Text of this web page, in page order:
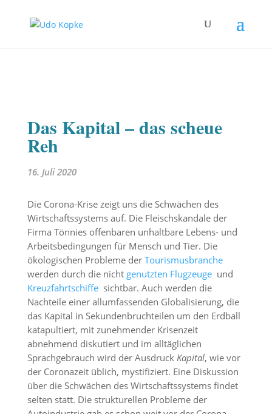
Das Kapital – das scheue
Reh
16. Juli 2020
Die Corona-Krise zeigt uns die Schwächen des
Wirtschaftssystems auf. Die Fleischskandale der
Firma Tönnies offenbaren unhaltbare Lebens- und
Arbeitsbedingungen für Mensch und Tier. Die
ökologischen Probleme der Tourismusbranche
werden durch die nicht genutzten Flugzeugeund
Kreuzfahrtschiffe sichtbar. Auch werden die
Nachteile einer allumfassenden Globalisierung, die
das Kapital in Sekundenbruchteilen um den Erdball
katapultiert, mit zunehmender Krisenzeit
abnehmend diskutiert und im alltäglichen
Sprachgebrauch wird der Ausdruck Kapital, wie vor
der Coronazeit üblich, mystifiziert. Eine Diskussion
über die Schwächen des Wirtschaftssystems findet
selten statt. Die strukturellen Probleme der